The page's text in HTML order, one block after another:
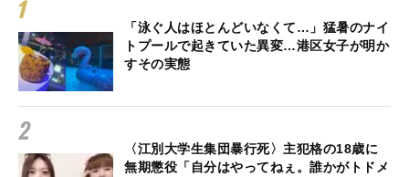
「泳ぐ人はほとんどいなくて…」猛暑のナイ
トプールで起きていた異変…港区女子が明か
すその実態
〈江別大学生集団暴行死〉主犯格の18歳に
無期懲役「自分はやってねぇ。誰かがトドメ